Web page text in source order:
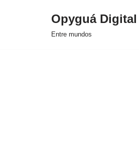
Opyguá Digital
Entre mundos